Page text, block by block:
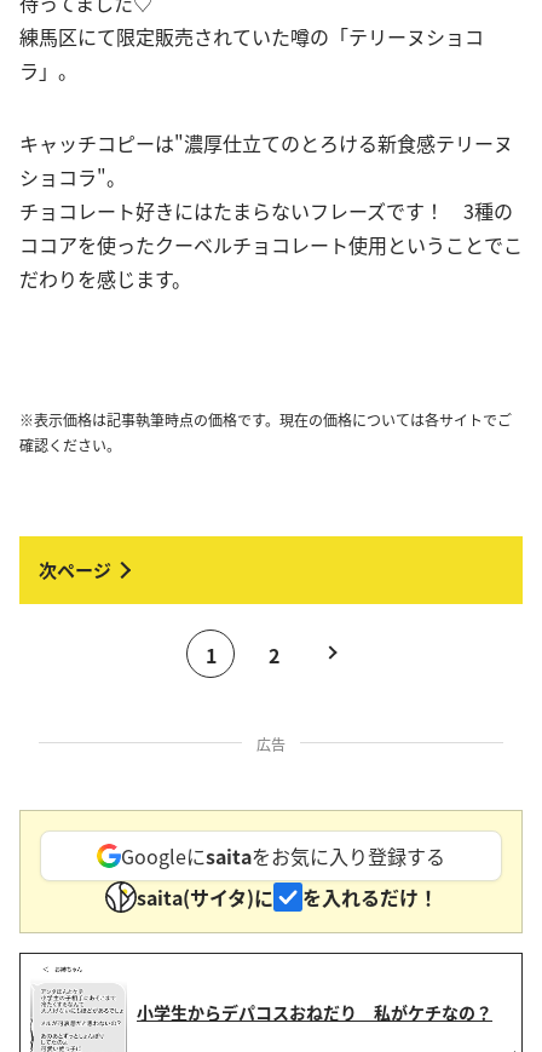
練馬区にて限定販売されていた噂の「テリーヌショコ
ラ」。
キャッチコピーは"濃厚仕立てのとろける新食感テリーヌ
ショコラ"。
チョコレート好きにはたまらないフレーズです！ 3種の
ココアを使ったクーベルチョコレート使用ということでこ
だわりを感じます。
※表示価格は記事執筆時点の価格です。現在の価格については各サイトでご
確認ください。
1 2
Googleにsaitaをお気に入り登録する
saita(サイタ)に
を入れるだけ！
小学生からデパコスおねだり 私がケチなの？
広告